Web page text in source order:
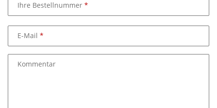
Ihre Bestellnummer
E-Mail
Kommentar